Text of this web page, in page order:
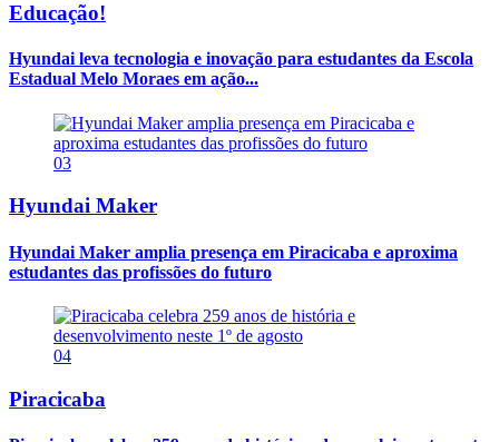
Educação!
Hyundai leva tecnologia e inovação para estudantes da Escola
Estadual Melo Moraes em ação...
03
Hyundai Maker
Hyundai Maker amplia presença em Piracicaba e aproxima
estudantes das profissões do futuro
04
Piracicaba